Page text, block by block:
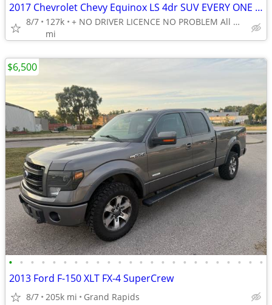
2017 Chevrolet Chevy Equinox LS 4dr SUV EVERY ONE GET APPROVED 0 DOWN
8/7
127k
mi
+ NO DRIVER LICENCE NO PROBLEM All DONE IN HOUSE PLATE TITLE
• • • • • • • • • • • • • • • • • • • • • • • •
2013 Ford F-150 XLT FX-4 SuperCrew
8/7 205k mi Grand Rapids
$6,500